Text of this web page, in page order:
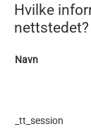
Hvilke
nettstedet?
Navn
_tt_session